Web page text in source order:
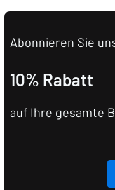
Abonnieren Sie
10% Rabatt
auf Ihre gesamte